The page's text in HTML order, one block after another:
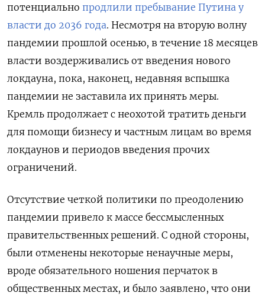
потенциально продлили пребывание Путина у
власти до 2036 года. Несмотря на вторую волну
пандемии прошлой осенью, в течение 18 месяцев
власти воздерживались от введения нового
локдауна, пока, наконец, недавняя вспышка
пандемии не заставила их принять меры.
Кремль продолжает с неохотой тратить деньги
для помощи бизнесу и частным лицам во время
локдаунов и периодов введения прочих
ограничений.
Отсутствие четкой политики по преодолению
пандемии привело к массе бессмысленных
правительственных решений. С одной стороны,
были отменены некоторые ненаучные меры,
вроде обязательного ношения перчаток в
общественных местах, и было заявлено, что они